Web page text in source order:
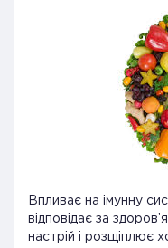
Впливає на імунну
відповідає за
настрій і розщіплює